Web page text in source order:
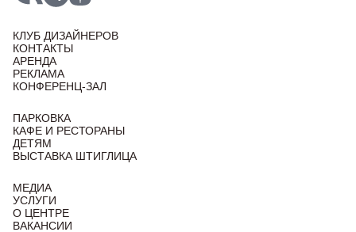
КЛУБ ДИЗАЙНЕРОВ
КОНТАКТЫ
АРЕНДА
РЕКЛАМА
КОНФЕРЕНЦ-ЗАЛ
ПАРКОВКА
КАФЕ И РЕСТОРАНЫ
ДЕТЯМ
ВЫСТАВКА ШТИГЛИЦА
МЕДИА
УСЛУГИ
О ЦЕНТРЕ
ВАКАНСИИ